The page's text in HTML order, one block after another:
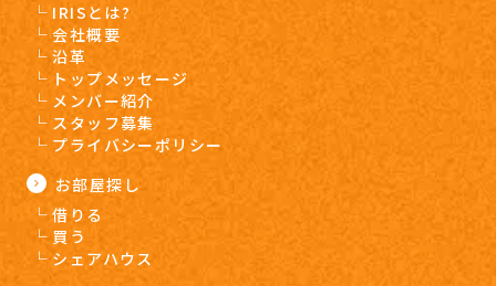
IRISとは?
会社概要
沿革
トップメッセージ
メンバー紹介
スタッフ募集
プライバシーポリシー
お部屋探し
借りる
買う
シェアハウス